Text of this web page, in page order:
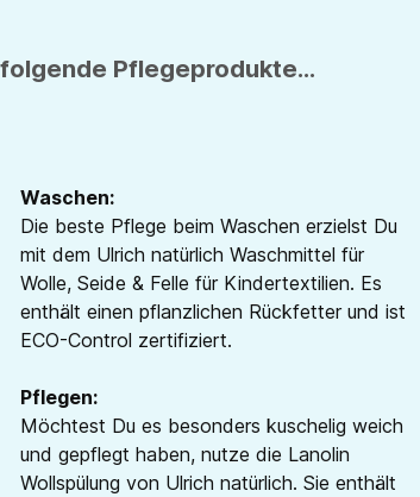
Pflegeprodukte...
Waschen:
Die beste Pflege beim Waschen erzielst Du
mit dem Ulrich natürlich Waschmittel für
Wolle, Seide & Felle für Kindertextilien. Es
enthält einen pflanzlichen Rückfetter und ist
ECO-Control zertifiziert.
Pflegen:
Möchtest Du es besonders kuschelig weich
und gepflegt haben, nutze die Lanolin
Wollspülung von Ulrich natürlich. Sie enthält